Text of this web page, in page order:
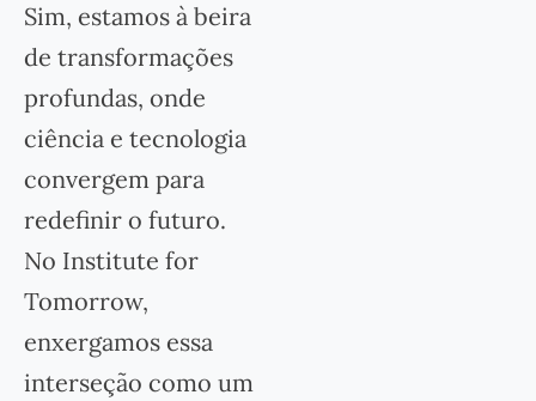
Sim, estamos à beira
de transformações
profundas, onde
ciência e tecnologia
convergem para
redefinir o futuro.
No Institute for
Tomorrow,
enxergamos essa
interseção como um